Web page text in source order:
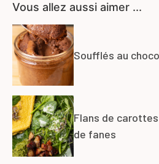
Vous allez aussi aimer ...
Soufflés au
Flans de
de fanes